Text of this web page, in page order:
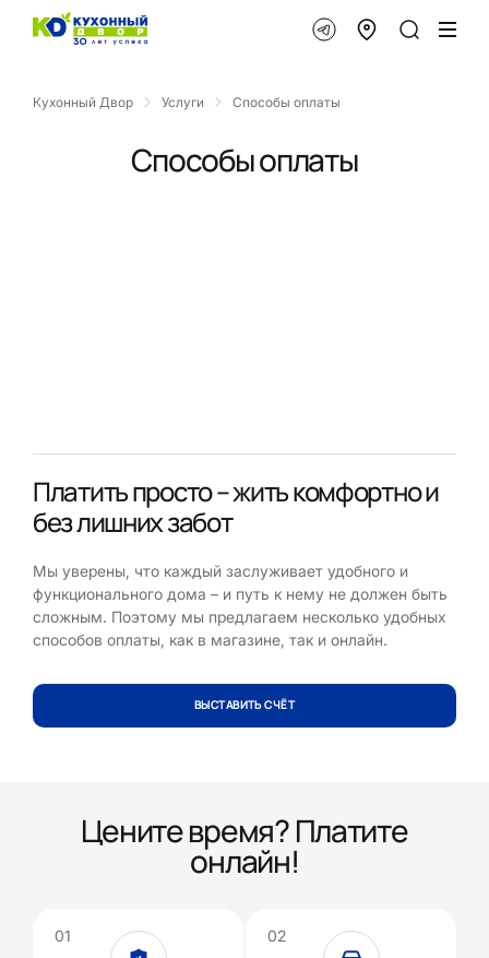
Кухонный Двор Услуги Способы оплаты
Способы оплаты
Платить просто – жить комфортно и
без лишних забот
Мы уверены, что каждый заслуживает удобного и
функционального дома – и путь к нему не должен быть
сложным. Поэтому мы предлагаем несколько удобных
способов оплаты, как в магазине, так и онлайн.
ВЫСТАВИТЬ СЧЁТ
Цените время? Платите
онлайн!